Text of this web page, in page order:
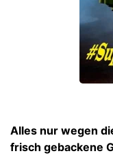
Alles nur wegen
frisch gebackene